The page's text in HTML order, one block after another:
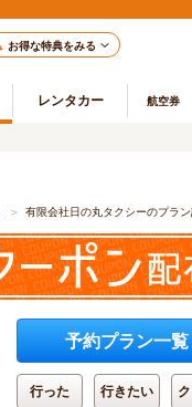
お得な特典をみる
レンタカー 航空券
＞ 有限会社日の丸タクシーのプラ
予約プラン一覧
行った 行きたい